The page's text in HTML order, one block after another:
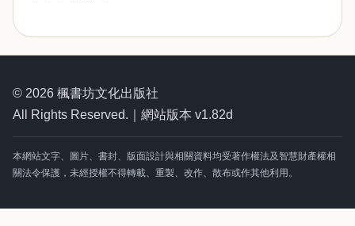
© 2026 楓書坊文化出版社
All Rights Reserved.｜網站版本 v1.82d
本網站文字、圖片、書封、版面設計與相關資料均受著作權法及智慧財產權相
關法令保護，未經授權不得轉載、重製、改作、散布或作其他利用。